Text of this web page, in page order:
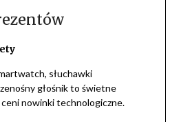
słuchawki
głośnik to świetne
nowinki technologiczne.